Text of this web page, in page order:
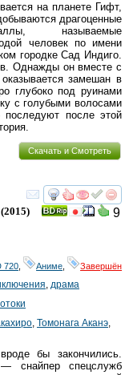
на планете Гифт,
драгоценные
называемые
человек по имени
городке Сад Индиго.
Однажды он вместе с
замешан в
глубоко под руинами
с голубыми волосами
после этой
Скачать и Смотреть
смотреть
9
(2015)
720 Аниме Завершён
, драма
, Томонага Аканэ,
бы закончились.
снайпер спецслужб